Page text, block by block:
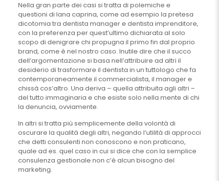
Nella gran parte dei casi si tratta di polemiche e
questioni di lana caprina, come ad esempio la pretesa
dicotomia tra dentista manager e dentista imprenditore,
con la preferenza per quest’ultimo dichiarata al solo
scopo di denigrare chi propugna il primo fin dal proprio
brand, come è nel nostro caso. Inutile dire che il succo
dell’argomentazione si basa nell’attribuire ad altri il
desiderio di trasformare il dentista in un tuttologo che fa
contemporaneamente il commercialista, il manager e
chissà cos’altro. Una deriva – quella attribuita agli altri –
del tutto immaginaria e che esiste solo nella mente di chi
la denuncia, ovviamente.
In altri si tratta più semplicemente della volontà di
oscurare la qualità degli altri, negando l’utilità di approcci
che detti consulenti non conoscono e non praticano,
quale ad es. quel caso in cui si dice che con la semplice
consulenza gestionale non c’è alcun bisogno del
marketing.